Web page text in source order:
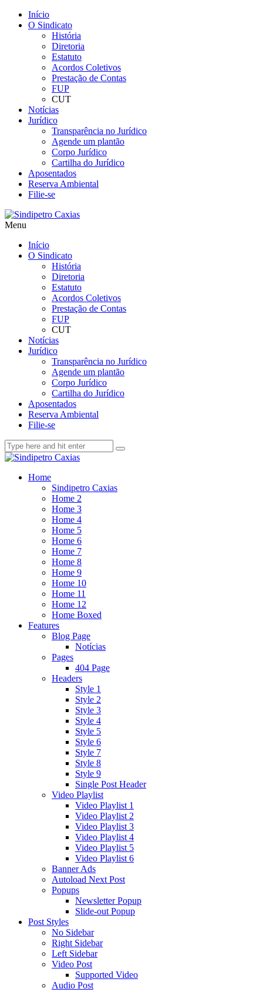
Início
O Sindicato
História
Diretoria
Estatuto
Acordos Coletivos
Prestação de Contas
FUP
CUT
Notícias
Jurídico
Transparência no Jurídico
Agende um plantão
Corpo Jurídico
Cartilha do Jurídico
Aposentados
Reserva Ambiental
Filie-se
Menu
Início
O Sindicato
História
Diretoria
Estatuto
Acordos Coletivos
Prestação de Contas
FUP
CUT
Notícias
Jurídico
Transparência no Jurídico
Agende um plantão
Corpo Jurídico
Cartilha do Jurídico
Aposentados
Reserva Ambiental
Filie-se
Home
Sindipetro Caxias
Home 2
Home 3
Home 4
Home 5
Home 6
Home 7
Home 8
Home 9
Home 10
Home 11
Home 12
Home Boxed
Features
Blog Page
Notícias
Pages
404 Page
Headers
Style 1
Style 2
Style 3
Style 4
Style 5
Style 6
Style 7
Style 8
Style 9
Single Post Header
Video Playlist
Video Playlist 1
Video Playlist 2
Video Playlist 3
Video Playlist 4
Video Playlist 5
Video Playlist 6
Banner Ads
Autoload Next Post
Popups
Newsletter Popup
Slide-out Popup
Post Styles
No Sidebar
Right Sidebar
Left Sidebar
Video Post
Supported Video
Audio Post